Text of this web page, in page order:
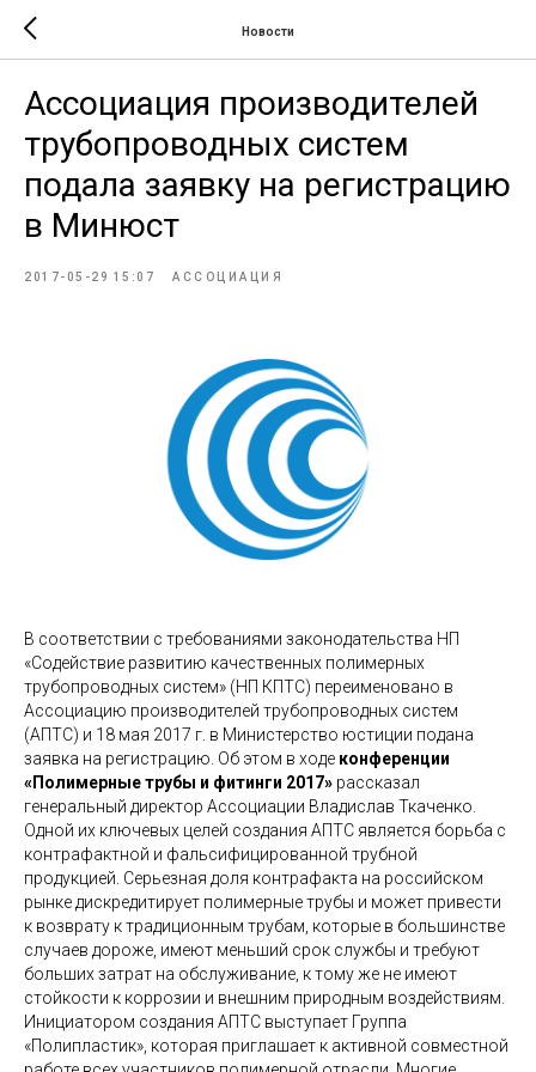
Новости
Ассоциация производителей
трубопроводных систем
подала заявку на регистрацию
в Минюст
2017-05-29 15:07 АССОЦИАЦИЯ
В соответствии с требованиями законодательства НП
«Содействие развитию качественных полимерных
трубопроводных систем» (НП КПТС) переименовано в
Ассоциацию производителей трубопроводных систем
(АПТС) и 18 мая 2017 г. в Министерство юстиции подана
заявка на регистрацию. Об этом в ходе конференции
«Полимерные трубы и фитинги 2017» рассказал
генеральный директор Ассоциации Владислав Ткаченко.
Одной их ключевых целей создания АПТС является борьба с
контрафактной и фальсифицированной трубной
продукцией. Серьезная доля контрафакта на российском
рынке дискредитирует полимерные трубы и может привести
к возврату к традиционным трубам, которые в большинстве
случаев дороже, имеют меньший срок службы и требуют
больших затрат на обслуживание, к тому же не имеют
стойкости к коррозии и внешним природным воздействиям.
Инициатором создания АПТС выступает Группа
«Полипластик», которая приглашает к активной совместной